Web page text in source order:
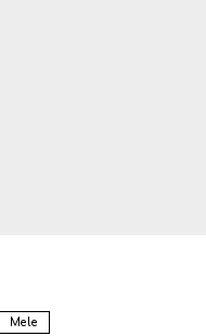
Mele